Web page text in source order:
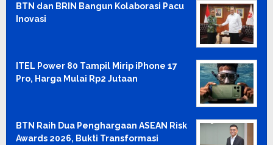
BTN dan BRIN Bangun Kolaborasi Pacu
Inovasi
ITEL Power 80 Tampil Mirip iPhone 17
Pro, Harga Mulai Rp2 Jutaan
BTN Raih Dua Penghargaan ASEAN Risk
Awards 2026, Bukti Transformasi